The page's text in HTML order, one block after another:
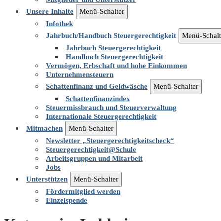
Unsere Inhalte
Menü-Schalter
Infothek
Jahrbuch/Handbuch Steuergerechtigkeit
Menü-
Jahrbuch Steuergerechtigkeit
Handbuch Steuergerechtigkeit
Vermögen, Erbschaft und hohe Einkommen
Unternehmensteuern
Schattenfinanz und Geldwäsche
Menü-Schalter
Schattenfinanzindex
Steuermissbrauch und Steuerverwaltung
Internationale Steuergerechtigkeit
Mitmachen
Menü-Schalter
Newsletter „Steuergerechtigkeitscheck“
Steuergerechtigkeit@Schule
Arbeitsgruppen und Mitarbeit
Jobs
Unterstützen
Menü-Schalter
Fördermitglied werden
Einzelspende